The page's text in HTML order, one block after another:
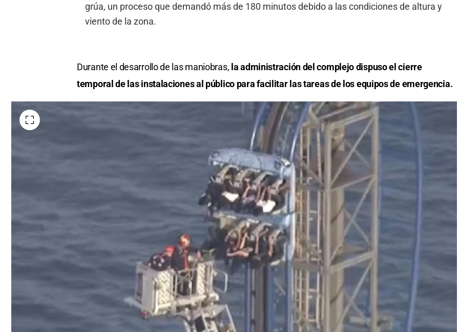
grúa, un proceso que demandó más de 180 minutos debido a las condiciones de altura y
viento de la zona.
Durante el desarrollo de las maniobras, la administración del complejo dispuso el cierre
temporal de las instalaciones al público para facilitar las tareas de los equipos de emergencia.